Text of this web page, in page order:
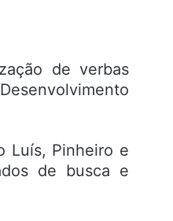
de verbas
Luís, Pinheiro e
de busca e